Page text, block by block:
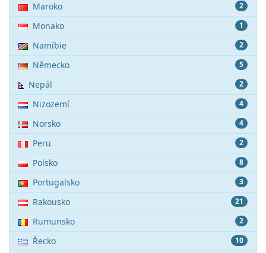
2
Maroko
1
Monako
2
Namíbie
5
Německo
2
Nepál
4
Nizozemí
4
Norsko
2
Peru
8
Polsko
3
Portugalsko
21
Rakousko
2
Rumunsko
10
Řecko